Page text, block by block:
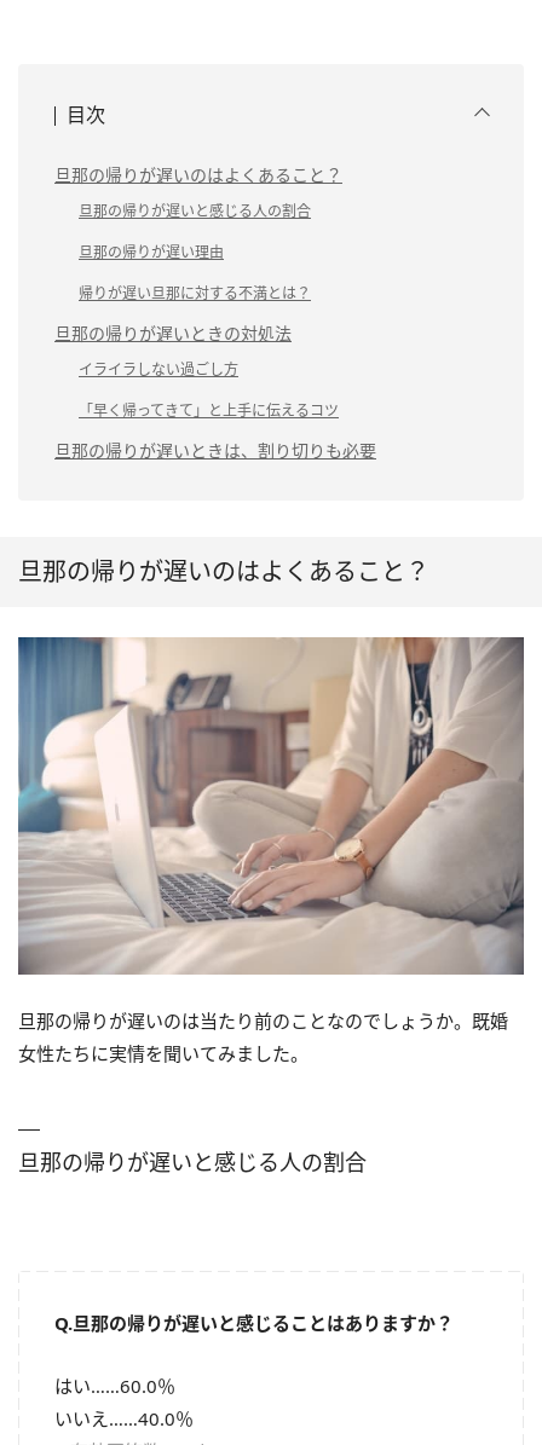
目次
旦那の帰りが遅いのはよくあること？
旦那の帰りが遅いと感じる人の割合
旦那の帰りが遅い理由
帰りが遅い旦那に対する不満とは？
旦那の帰りが遅いときの対処法
イライラしない過ごし方
「早く帰ってきて」と上手に伝えるコツ
旦那の帰りが遅いときは、割り切りも必要
旦那の帰りが遅いのはよくあること？
旦那の帰りが遅いのは当たり前のことなのでしょうか。既婚
女性たちに実情を聞いてみました。
旦那の帰りが遅いと感じる人の割合
Q.旦那の帰りが遅いと感じることはありますか？
はい……60.0％
いいえ……40.0％